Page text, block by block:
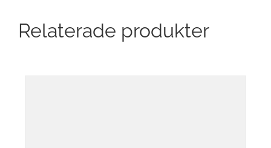
Relaterade produkter